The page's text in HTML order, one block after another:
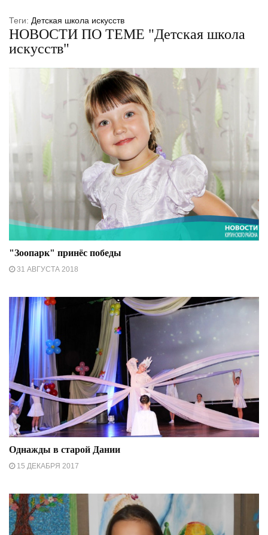
Теги: Детская школа искусств
НОВОСТИ ПО ТЕМЕ "Детская школа
искусств"
"Зоопарк" принёс победы
31 АВГУСТА 2018
Однажды в старой Дании
15 ДЕКАБРЯ 2017